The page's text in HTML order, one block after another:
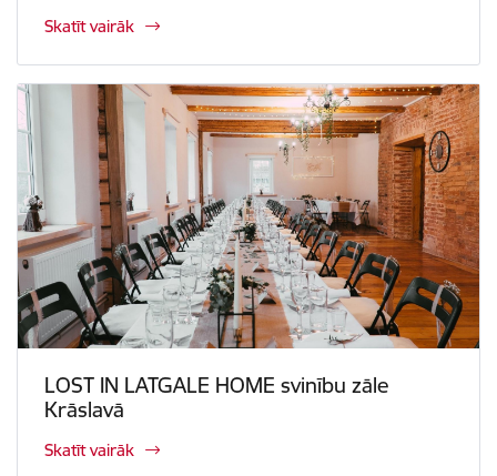
Skatīt vairāk
LOST IN LATGALE HOME svinību zāle
Krāslavā
Skatīt vairāk